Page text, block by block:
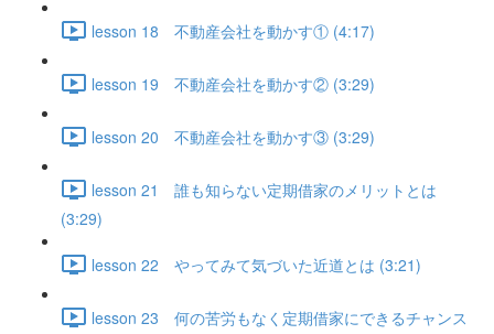
lesson 18 不動産会社を動かす① (4:17)
lesson 19 不動産会社を動かす② (3:29)
lesson 20 不動産会社を動かす③ (3:29)
lesson 21 誰も知らない定期借家のメリットとは
(3:29)
lesson 22 やってみて気づいた近道とは (3:21)
lesson 23 何の苦労もなく定期借家にできるチャンス